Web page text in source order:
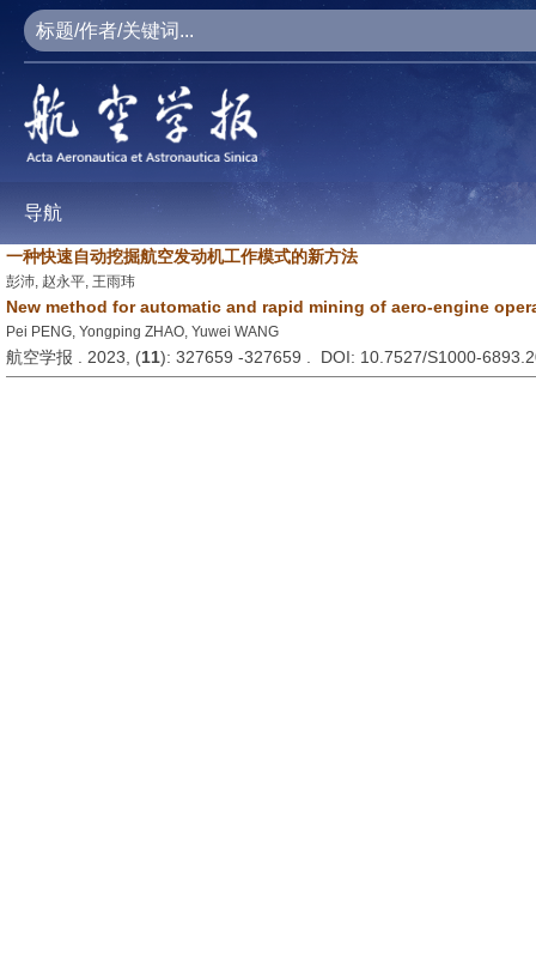
导航
一种快速自动挖掘航空发动机工作模式的新方法
彭沛, 赵永平, 王雨玮
New method for automatic and rapid mining of aero-engine
Pei PENG, Yongping ZHAO, Yuwei WANG
航空学报 . 2023, (11): 327659 -327659 . DOI: 10.7527/S1000-